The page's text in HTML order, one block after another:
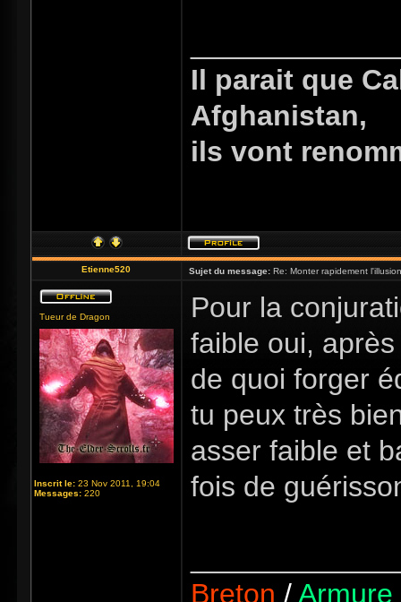
Il parait que
Afghanistan,
ils vont
Etienne520 Sujet du message: Re: Monter rapidement
Tueur de Dragon
Inscrit le: 23 Nov 2011, 19:04
Messages: 220
Pour la
faible oui,
de quoi forger
tu peux très
asser faible et
fois de
Breton /Armure